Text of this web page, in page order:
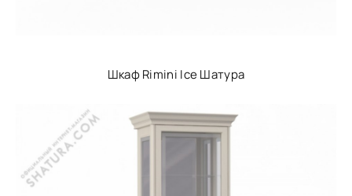
Шкаф Rimini Ice Шатура